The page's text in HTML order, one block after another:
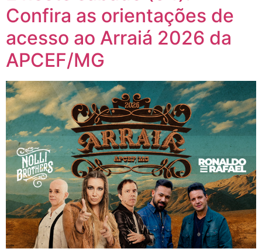
Confira as orientações de
acesso ao Arraiá 2026 da
APCEF/MG